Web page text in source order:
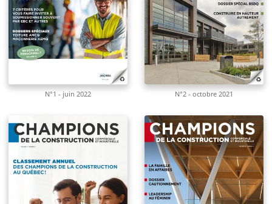
N°1 - juin 2022 N°2 - octobre 2021